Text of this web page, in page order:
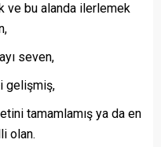
ve bu alanda ilerlemek
seven,
gelişmiş,
tamamlamış ya da en
olan.